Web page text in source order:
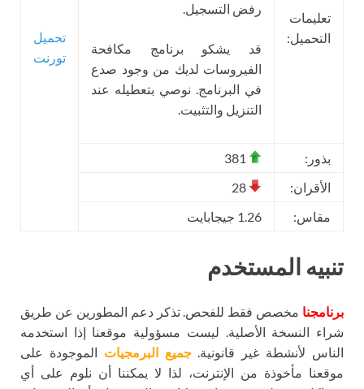
تحميل
تورنت
تعليمات
التحميل:
رفض التسجيل.
قد يشكو برنامج مكافحة
الفيروسات لديك من وجود صدع
في البرنامج. نوصي بتعطيله عند
التنزيل والتثبيت.
بذور:
الأقران:
مقاس:
1.26 جيجابايت
تنبيه المستخدم
برنامجنا مخصص فقط للفحص. تذكر دعم المطورين عن طريق
شراء النسخة الأصلية. ليست مسؤولية موقعنا إذا استخدمه
الناس لأنشطة غير قانونية.جميع البرمجيات الموجودة على
موقعنا مأخوذة من الإنترنت، لذا لا يمكننا أن نلوم على أي